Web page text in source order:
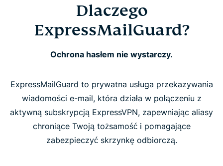
Dlaczego
ExpressMailGuard?
Ochrona hasłem nie wystarczy.
ExpressMailGuard to prywatna usługa przekazywania
wiadomości e-mail, która działa w połączeniu z
aktywną subskrypcją ExpressVPN, zapewniając aliasy
chroniące Twoją tożsamość i pomagające
zabezpieczyć skrzynkę odbiorczą.